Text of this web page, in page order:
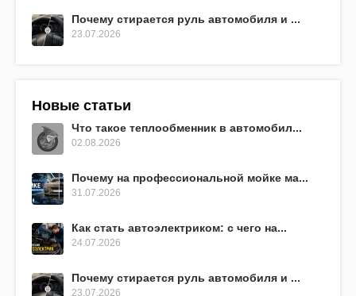
Почему стирается руль автомобиля и ...
23.07.2026
Новые статьи
Что такое теплообменник в автомобил...
02.08.2026
Почему на профессиональной мойке ма...
31.07.2026
Как стать автоэлектриком: с чего на...
24.07.2026
Почему стирается руль автомобиля и ...
23.07.2026